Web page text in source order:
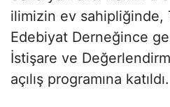
ilimizin ev sahipliğinde,
Edebiyat Derneğince
İstişare ve
açılış programına katıldı.